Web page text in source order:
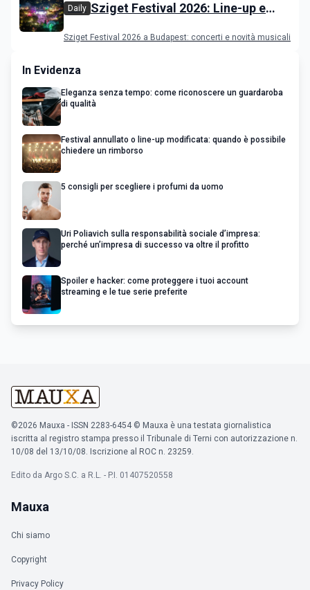
Daily Sziget Festival 2026: Line-up e
Sziget Festival 2026 a Budapest: concerti e novità musicali
In Evidenza
Eleganza senza tempo: come riconoscere un guardaroba
di qualità
Festival annullato o line-up modificata: quando è possibile
chiedere un rimborso
5 consigli per scegliere i profumi da uomo
Uri Poliavich sulla responsabilità sociale d’impresa:
perché un’impresa di successo va oltre il profitto
Spoiler e hacker: come proteggere i tuoi account
streaming e le tue serie preferite
©2026 Mauxa - ISSN 2283-6454 © Mauxa è una testata giornalistica
iscritta al registro stampa presso il Tribunale di Terni con autorizzazione n.
10/08 del 13/10/08. Iscrizione al ROC n. 23259.
Edito da Argo S.C. a R.L. - P.I. 01407520558
Mauxa
Chi siamo
Copyright
Privacy Policy